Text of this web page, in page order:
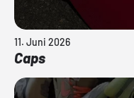
11. Juni 2026
Caps